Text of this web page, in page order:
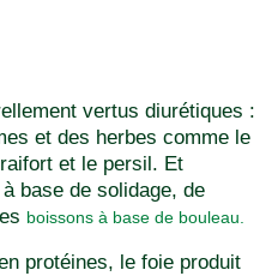
vertus diurétiques :
et des herbes comme le
et le persil. Et
base de solidage, de
boissons à base de bouleau.
protéines, le foie produit